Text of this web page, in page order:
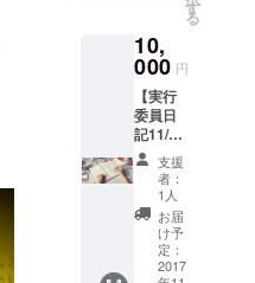
）」を
お付け
して送
りま
す。
しま
す。
す
る
10,
000 円
【実行
委員日
記11/1-
5分お届
け】 準
備・当
日・片
付けの
詳細レ
ポート&
支援
者：
1人
お届
け予
定：
2017